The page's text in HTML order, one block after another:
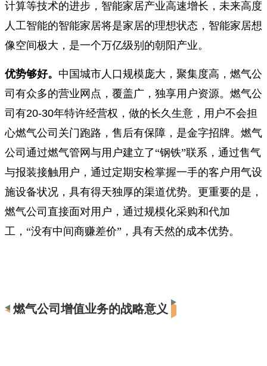
计算等技术的进步，智能家居产业高速增长，未来高度
人工智能的智能家居将是家居的理想状态，智能家居想
像空间极大，是一个万亿级别的朝阳产业。
优势够好。 中国城市人口规模庞大，聚集度高，燃气公
司有众多的营业网点，覆盖广，独享用户资源。燃气公
司有20-30年特许经营权，做的长久生意，用户不会担
心燃气公司关门跑路，售后有保障，是金字招牌。燃气
公司通过燃气管网与用户建立了“钢铁”联系，通过售气
与报装接触用户，通过定期安检掌握一手的客户用气设
施设备状况，具有得天独厚的渠道优势。更重要的是，
燃气公司直接面对用户，通过规模化采购和代加
工，“没有中间商赚差价”，具有天然的成本优势。
燃气公司增值业务的战略意义